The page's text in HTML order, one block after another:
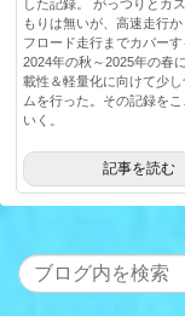
した記録。 がっつりとカ
もりは無いが、高速走行
フロード走行までカバーす
2024年の秋～2025年の春
載性＆軽量化に向けて少し
ムを行った。その記録を
いく。
記事を読む